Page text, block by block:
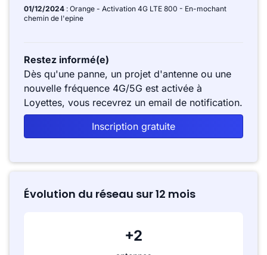
01/12/2024 : Orange - Activation 4G LTE 800 - En-mochant
chemin de l'epine
Restez informé(e)
Dès qu'une panne, un projet d'antenne ou une
nouvelle fréquence 4G/5G est activée à
Loyettes, vous recevrez un email de notification.
Inscription gratuite
Évolution du réseau sur 12 mois
+2